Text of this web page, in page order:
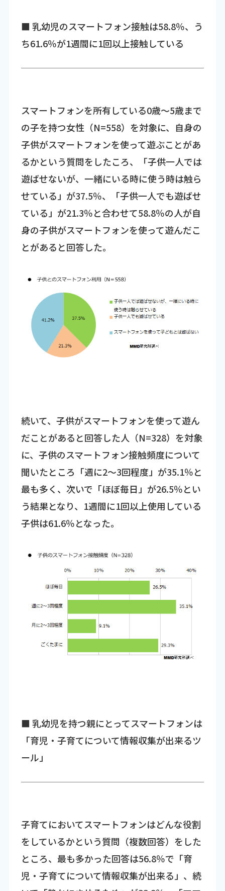
■ 乳幼児のスマートフォン接触は58.8％、う
ち61.6％が1週間に1回以上接触している
スマートフォンを所有している0歳～5歳まで
の子を持つ女性（N=558）を対象に、自身の
子供がスマートフォンを使って遊ぶことがあ
るかという質問をしたころ、「子供一人では
遊ばせないが、一緒にいる時に使う時は触ら
せている」が37.5％、「子供一人でも遊ばせ
ている」が21.3％と合わせて58.8％の人が自
身の子供がスマートフォンを使って遊んだこ
とがあると回答した。
続いて、子供がスマートフォンを使って遊ん
だことがあると回答した人（N=328）を対象
に、子供のスマートフォン接触頻度について
聞いたところ「週に2～3回程度」が35.1％と
最も多く、次いで「ほぼ毎日」が26.5％とい
う結果となり、1週間に1回以上使用している
子供は61.6％となった。
■ 乳幼児を持つ親にとってスマートフォンは
「育児・子育てについて情報収集が出来るツ
ール」
子育てにおいてスマートフォンはどんな役割
をしているかという質問（複数回答）をした
ところ、最も多かった回答は56.8％で「育
児・子育てについて情報収集が出来る」、続